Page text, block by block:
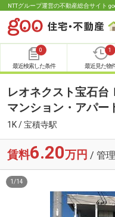
NTTグループ運営の不動産総合サイト
0
最近検索した条件
1
最近見た物
レオネクスト宝石台
マンション・アパー
1K / 宝積寺駅
賃料6.20万円 / 管
1 /14